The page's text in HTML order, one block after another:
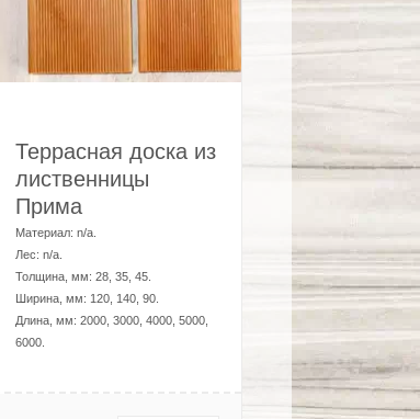
Террасная доска из
лиственницы
Прима
Материал:n/a
Лес:n/a
Толщина, мм:28, 35, 45
Ширина, мм: 120, 140, 90
Длина, мм:2000, 3000, 4000, 5000,
6000